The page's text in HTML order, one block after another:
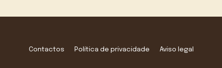
Contactos Política de privacidade Aviso legal